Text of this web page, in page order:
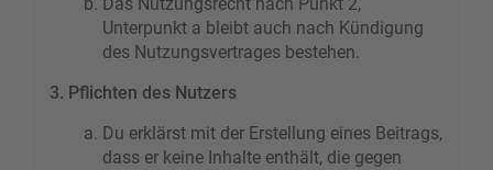
Unterpunkt a bleibt auch nach Kündigung
des Nutzungsvertrages bestehen.
3. Pflichten des Nutzers
Du erklärst mit der Erstellung eines Beitrags,
dass er keine Inhalte enthält, die gegen